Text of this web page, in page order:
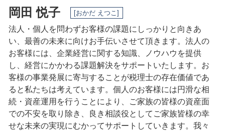
岡田 悦子 [おかだ えつこ]
法人・個人を問わずお客様の課題にしっかりと向きあ
い、最善の未来に向けお手伝いさせて頂きます。法人の
お客様には、企業経営に関する知識、ノウハウを提供
し、経営にかかわる課題解決をサポートいたします。 お
客様の事業発展に寄与することが税理士の存在価値であ
ると私たちは考えています。 個人のお客様には円滑な相
続・資産運用を行うことにより、ご家族の皆様の資産面
での不安を取り除き、良き相談役としてご家族皆様の幸
せな未来の実現にむかってサポートしていきます。 我々